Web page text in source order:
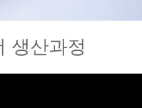
생산과정